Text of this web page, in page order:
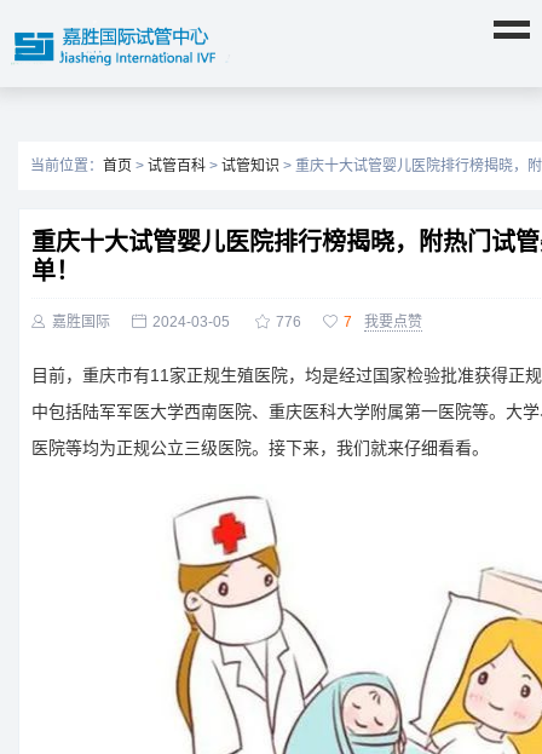
当前位置： 首页 > 试管百科 > 试管知识 > 重庆十大试管婴儿医院排行榜揭晓，
重庆十大试管婴儿医院排行榜揭晓，附热门试
单！
 嘉胜国际  2024-03-05  776  7 我要点赞
目前，重庆市有11家正规生殖医院，均是经过国家检验批准获得正
中包括陆军军医大学西南医院、重庆医科大学附属第一医院等。大
医院等均为正规公立三级医院。接下来，我们就来仔细看看。